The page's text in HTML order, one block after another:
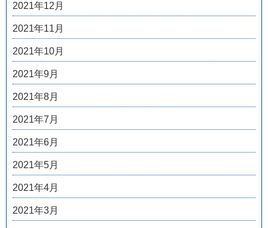
2021年12月
2021年11月
2021年10月
2021年9月
2021年8月
2021年7月
2021年6月
2021年5月
2021年4月
2021年3月